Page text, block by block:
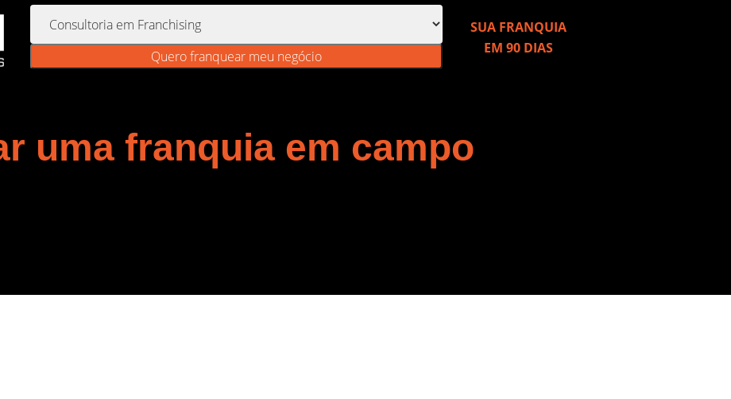
Quero franquear meu negócio
SUA FRANQUIA
EM 90 DIAS
uma franquia em campo